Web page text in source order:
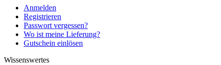
Anmelden
Registrieren
Passwort vergessen?
Wo ist meine Lieferung?
Gutschein einlösen
Wissenswertes